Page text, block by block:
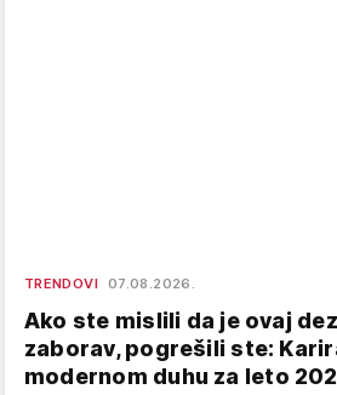
TRENDOVI 07.08.2026.
Ako ste mislili da je ovaj
zaborav, pogrešili ste:
modernom duhu za leto